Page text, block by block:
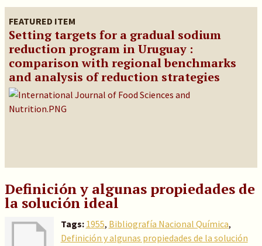
FEATURED ITEM
Setting targets for a gradual sodium
reduction program in Uruguay :
comparison with regional benchmarks
and analysis of reduction strategies
Definición y algunas propiedades de
la solución ideal
Tags: 1955, Bibliografía Nacional Química,
Definición y algunas propiedades de la solución